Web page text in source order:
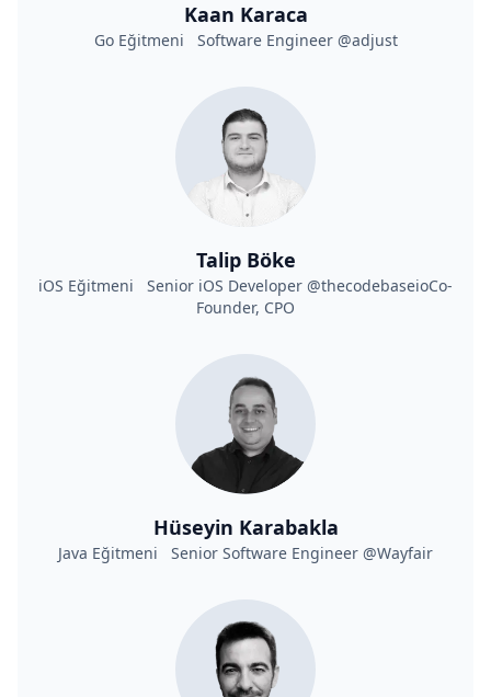
Kaan Karaca
Go Eğitmeni Software Engineer @adjust
Talip Böke
iOS Eğitmeni Senior iOS Developer @thecodebaseioCo-
Founder, CPO
Hüseyin Karabakla
Java Eğitmeni Senior Software Engineer @Wayfair